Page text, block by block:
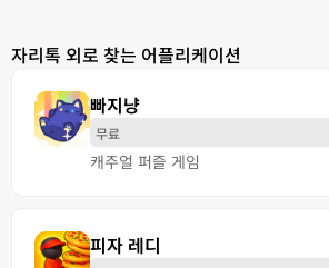
자리톡 외로 찾는 어플리케이션
빠지냥
무료
캐주얼 퍼즐 게임
피자 레디